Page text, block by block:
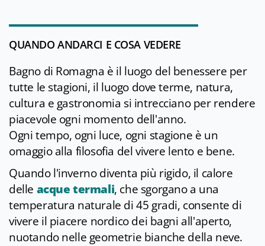
QUANDO ANDARCI E COSA VEDERE
Bagno di Romagna è il luogo del benessere per
tutte le stagioni, il luogo dove terme, natura,
cultura e gastronomia si intrecciano per rendere
piacevole ogni momento dell'anno.
Ogni tempo, ogni luce, ogni stagione è un
omaggio alla filosofia del vivere lento e bene.
Quando l'inverno diventa più rigido, il calore
delle acque termali, che sgorgano a una
temperatura naturale di 45 gradi, consente di
vivere il piacere nordico dei bagni all'aperto,
nuotando nelle geometrie bianche della neve.